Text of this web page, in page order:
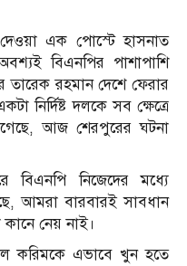
এক পোস্টে হাসনাত
বিএনপির পাশাপাশি
তারেক রহমান দেশে ফেরার
নির্দিষ্ট দলকে সব ক্ষেত্রে
আজ শেরপুরের ঘটনা
নিজেদের মধ্যে
আমরা বারবারই সাবধান
নেয় নাই।
করিমকে এভাবে খুন হতে